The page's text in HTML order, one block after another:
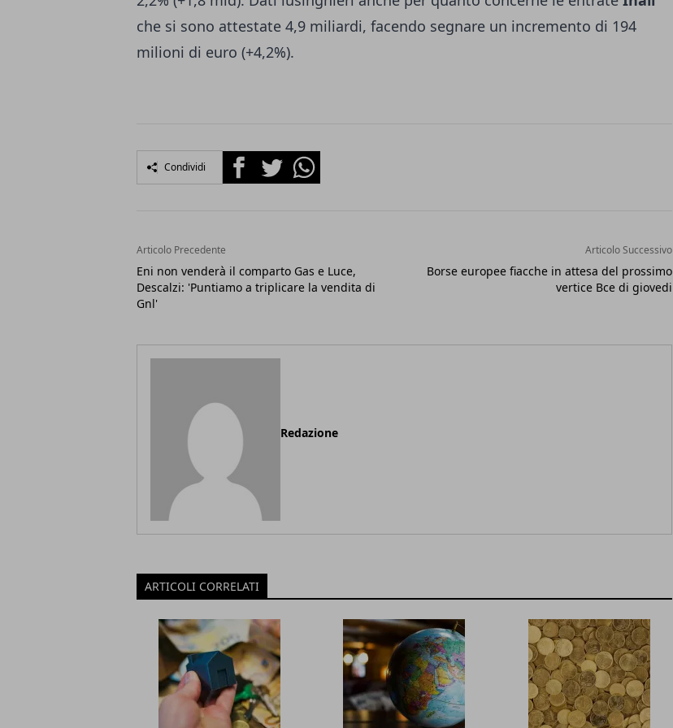
che si sono attestate 4,9 miliardi, facendo segnare un incremento di 194
milioni di euro (+4,2%).
Condividi FacebookTwitterWhatsapp
Articolo Precedente
Eni non venderà il comparto Gas e Luce,
Descalzi: 'Puntiamo a triplicare la vendita di
Gnl'
Articolo Successivo
Borse europee fiacche in attesa del prossimo
vertice Bce di giovedi
Redazione
ARTICOLI CORRELATI